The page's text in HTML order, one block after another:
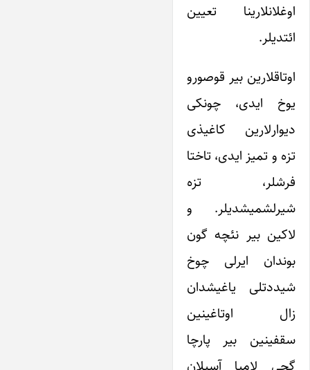
اوغلانلارینا تعیین
ائتدیلر.
اوتاقلارین بیر قوصورو
یوخ ایدی، چونکی
دیوارلارین کاغیذی
تزه و تمیز ایدی، تاختا
فرشلر، تزه
شیرلشمیشدیلر. و
لاکین بیر نئچه گون
بوندان ایرلی چوخ
شیددتلی یاغیشدان
زال اوتاغینین
سقفینین بیر پارچا